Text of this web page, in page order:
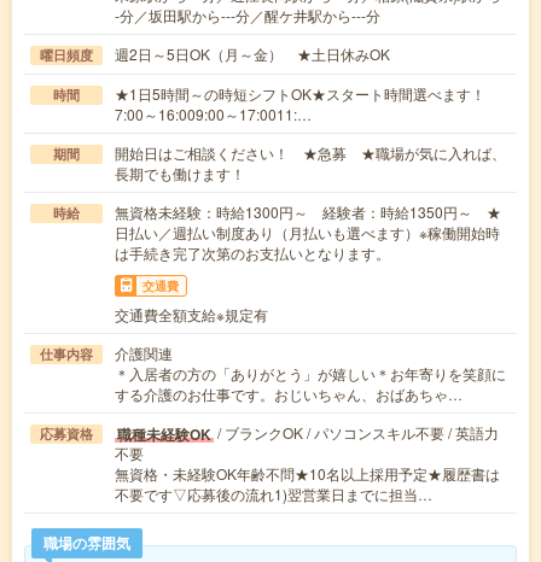
-分／坂田駅から---分／醒ケ井駅から---分
曜日頻度 週2日～5日OK（月～金） ★土日休みOK
時間
★1日5時間～の時短シフトOK★スタート時間選べます！
7:00～16:009:00～17:0011:…
期間
開始日はご相談ください！ ★急募 ★職場が気に入れば、
長期でも働けます！
時給
無資格未経験：時給1300円～ 経験者：時給1350円～ ★
日払い／週払い制度あり（月払いも選べます）※稼働開始時
は手続き完了次第のお支払いとなります。
交通費
交通費全額支給※規定有
仕事内容
介護関連
＊入居者の方の「ありがとう」が嬉しい＊お年寄りを笑顔に
する介護のお仕事です。おじいちゃん、おばあちゃ…
応募資格 職種未経験OK / ブランクOK / パソコンスキル不要 / 英語力
不要
無資格・未経験OK年齢不問★10名以上採用予定★履歴書は
不要です▽応募後の流れ1)翌営業日までに担当…
職場の雰囲気